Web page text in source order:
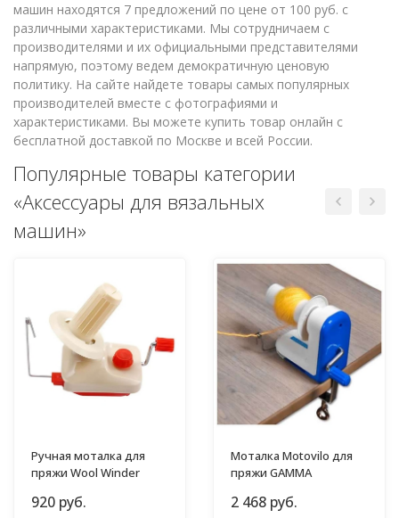
машин находятся 7 предложений по цене от 100 руб. с
различными характеристиками. Мы сотрудничаем с
производителями и их официальными представителями
напрямую, поэтому ведем демократичную ценовую
политику. На сайте найдете товары самых популярных
производителей вместе с фотографиями и
характеристиками. Вы можете купить товар онлайн с
бесплатной доставкой по Москве и всей России.
Популярные товары категории
«Аксессуары для вязальных
машин»
Ручная моталка для
пряжи Wool Winder
920 руб.
Моталка Motovilo для
пряжи GAMMA
2 468 руб.